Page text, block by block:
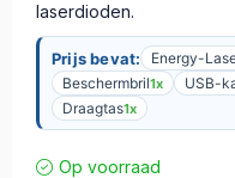
laserdioden.
Prijs bevat: Energy-
Beschermbril1x USB-
Draagtas1x
Op voorraad